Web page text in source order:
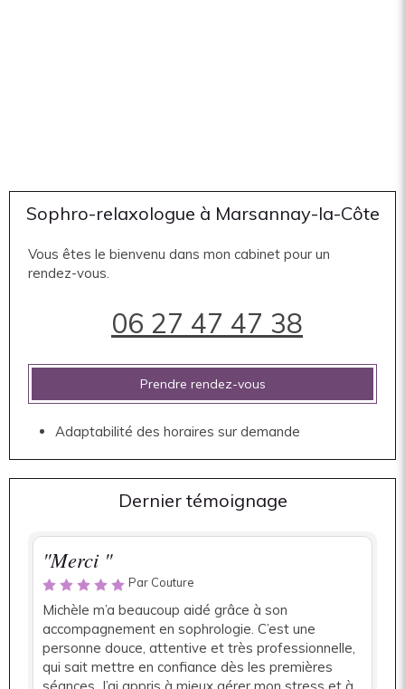
Sophro-relaxologue à Marsannay-la-Côte
Vous êtes le bienvenu dans mon cabinet pour un
rendez-vous.
06 27 47 47 38
Prendre rendez-vous
Adaptabilité des horaires sur demande
Dernier témoignage
"Merci "
Par Couture
Michèle m’a beaucoup aidé grâce à son
accompagnement en sophrologie. C’est une
personne douce, attentive et très professionnelle,
qui sait mettre en confiance dès les premières